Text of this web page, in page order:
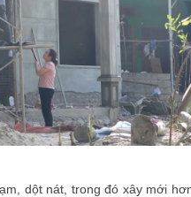
dột nát, trong đó xây mới